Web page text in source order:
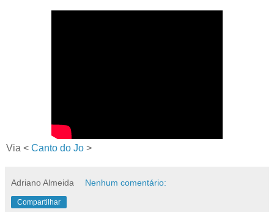
Via < Canto do Jo >
Adriano Almeida Nenhum comentário:
Compartilhar